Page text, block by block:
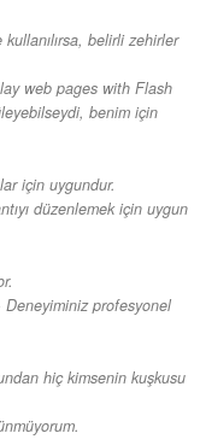
belirli zehirler
web pages with Flash
benim için
için uygundur.
düzenlemek için uygun
Deneyiminiz profesyonel
hiç kimsenin kuşkusu